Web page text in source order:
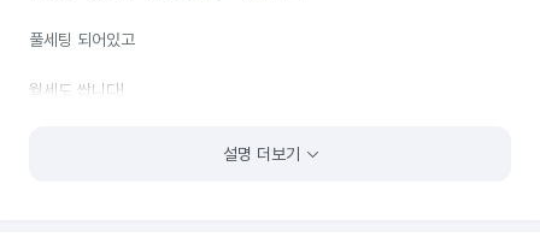
풀세팅 되어있고
월세도 쌉니다!
설명 더보기